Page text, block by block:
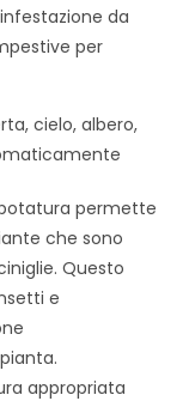
da
per
permette
che sono
Questo
e
appropriata